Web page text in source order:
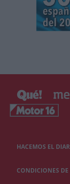
HACEMOS EL
CONDICIONES